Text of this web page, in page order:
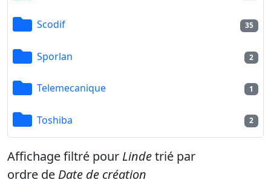
Scodif 35
Sporlan 2
Telemecanique 1
Toshiba 2
Affichage filtré pour Lindetrié par
ordre de Date de création